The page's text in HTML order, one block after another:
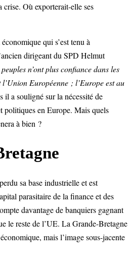
crise. Où exporterait-elle ses
qui s’est tenu à
dirigeant du SPD Helmut
n’ont plus confiance dans les
l’Union Européenne ; l’Europe est au
il a souligné sur la nécessité de
politiques en Europe. Mais quels
à bien ?
sa base industrielle et est
parasitaire de la finance et des
davantage de banquiers gagnant
le reste de l’UE. La Grande-Bretagne
mais l’image sous-jacente